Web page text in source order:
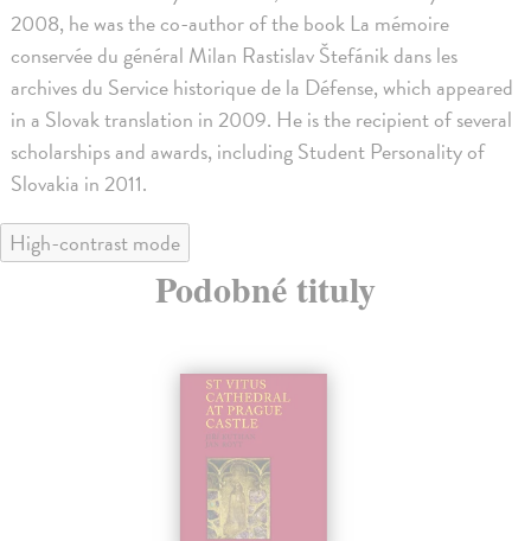
2008, he was the co-author of the book La mémoire
conservée du général Milan Rastislav Štefánik dans les
archives du Service historique de la Défense, which appeared
in a Slovak translation in 2009. He is the recipient of several
scholarships and awards, including Student Personality of
Slovakia in 2011.
High-contrast mode
Podobné tituly